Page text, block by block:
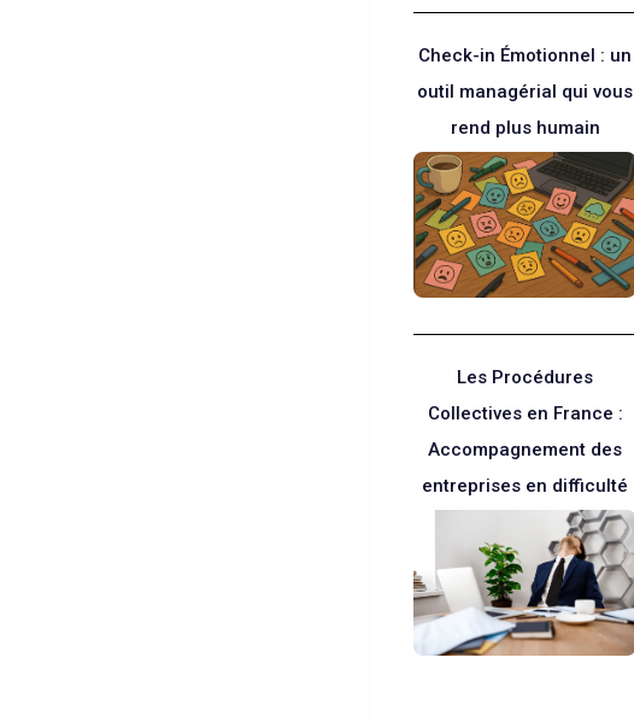
Check-in Émotionnel : un
outil managérial qui vous
rend plus humain
Les Procédures
Collectives en France :
Accompagnement des
entreprises en difficulté